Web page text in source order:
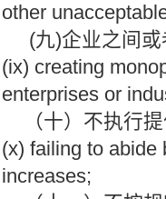
other
(九)企业之间或
(ix) creating
enterprises or
（十）不执行提
(x) failing to abide
increases;